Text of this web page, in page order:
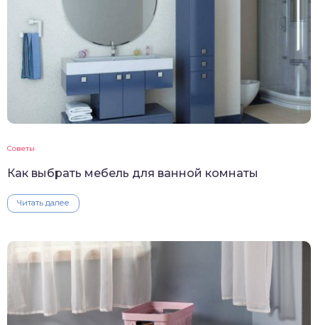
Советы
Как выбрать мебель для ванной комнаты
Читать далее